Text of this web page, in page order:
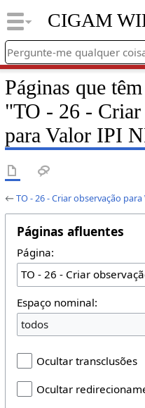
CIGAM
Páginas que
"TO - 26 - Criar
para Valor IPI
←TO - 26 - Criar observação
Páginas afluentes
Página:
Espaço nominal:
todos
Ocultar transclusões
Ocultar